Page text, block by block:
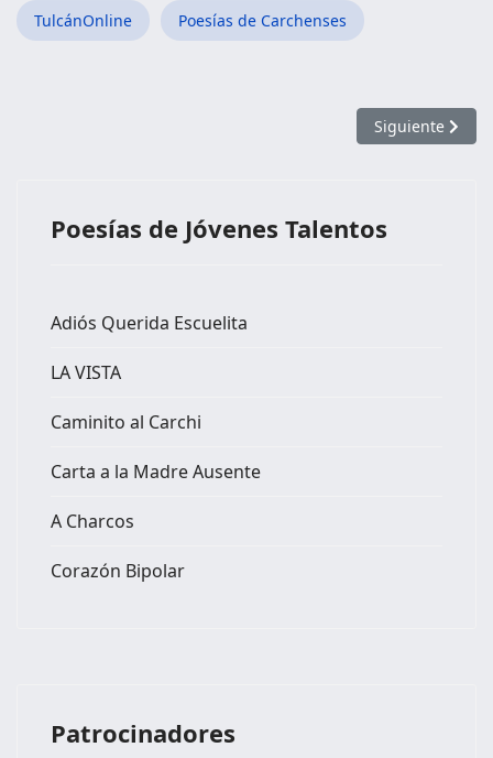
TulcánOnline Poesías de Carchenses
Artículo
Siguiente
Poesías de Jóvenes Talentos
Adiós Querida Escuelita
LA VISTA
Caminito al Carchi
Carta a la Madre Ausente
A Charcos
Corazón Bipolar
Patrocinadores